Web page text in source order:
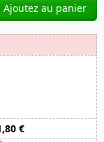
Ajoutez au panier
€